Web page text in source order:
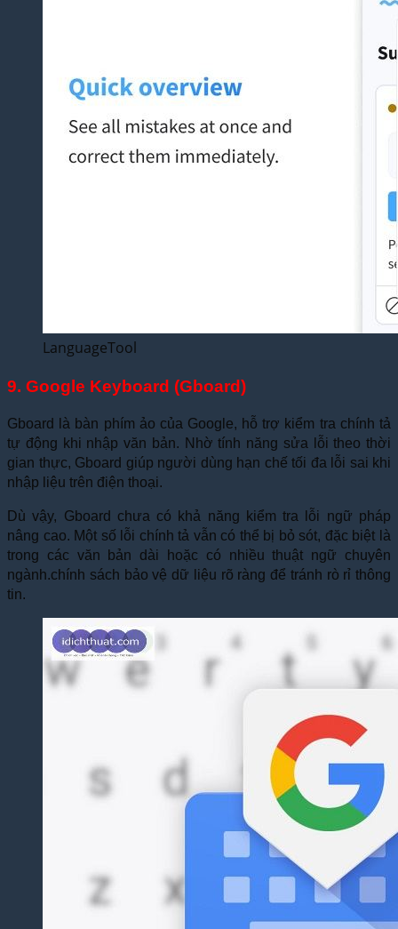
LanguageTool
9. Google Keyboard (Gboard)
Gboard là bàn phím ảo của Google, hỗ trợ kiểm tra chính tả
tự động khi nhập văn bản. Nhờ tính năng sửa lỗi theo thời
gian thực, Gboard giúp người dùng hạn chế tối đa lỗi sai khi
nhập liệu trên điện thoại.
Dù vậy, Gboard chưa có khả năng kiểm tra lỗi ngữ pháp
nâng cao. Một số lỗi chính tả vẫn có thể bị bỏ sót, đặc biệt là
trong các văn bản dài hoặc có nhiều thuật ngữ chuyên
ngành.chính sách bảo vệ dữ liệu rõ ràng để tránh rò rỉ thông
tin.